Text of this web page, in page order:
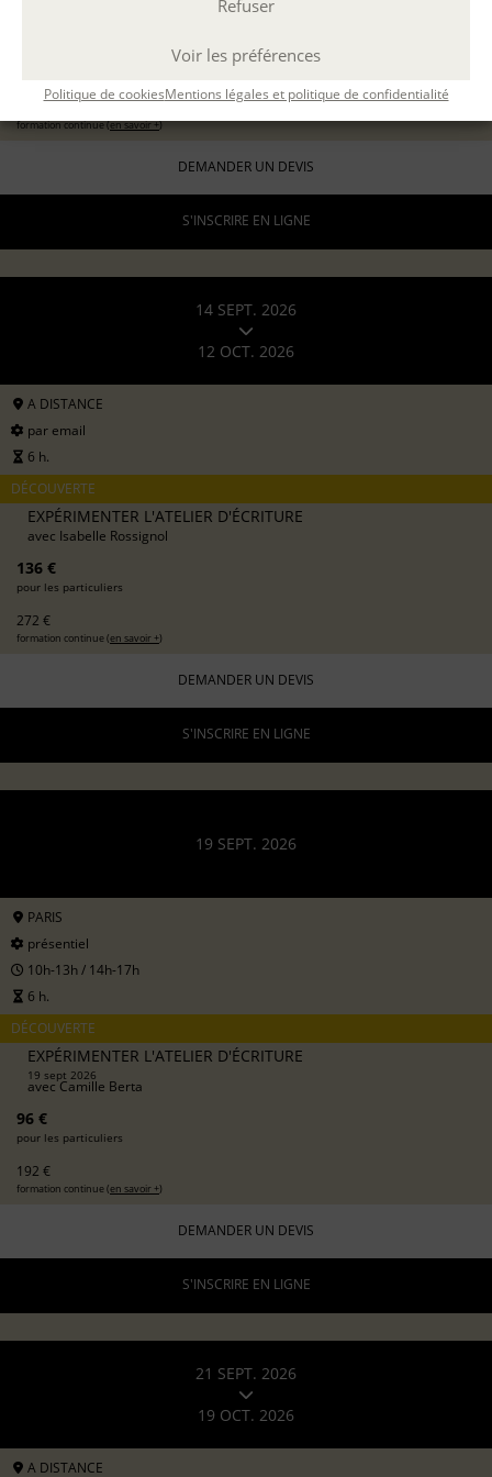
Refuser
Voir les préférences
Politique de cookiesMentions légales et politique de confidentialité
192 €
formation continue (en savoir +)
DEMANDER UN DEVIS
S'INSCRIRE EN LIGNE
14 SEPT. 2026
12 OCT. 2026
A DISTANCE
par email
6 h.
DÉCOUVERTE
EXPÉRIMENTER L'ATELIER D'ÉCRITURE
avec Isabelle Rossignol
136 €
pour les particuliers
272 €
formation continue (en savoir +)
DEMANDER UN DEVIS
S'INSCRIRE EN LIGNE
19 SEPT. 2026
PARIS
présentiel
10h-13h / 14h-17h
6 h.
DÉCOUVERTE
EXPÉRIMENTER L'ATELIER D'ÉCRITURE
19 sept 2026
avecCamille Berta
96 €
pour les particuliers
192 €
formation continue (en savoir +)
DEMANDER UN DEVIS
S'INSCRIRE EN LIGNE
21 SEPT. 2026
19 OCT. 2026
A DISTANCE